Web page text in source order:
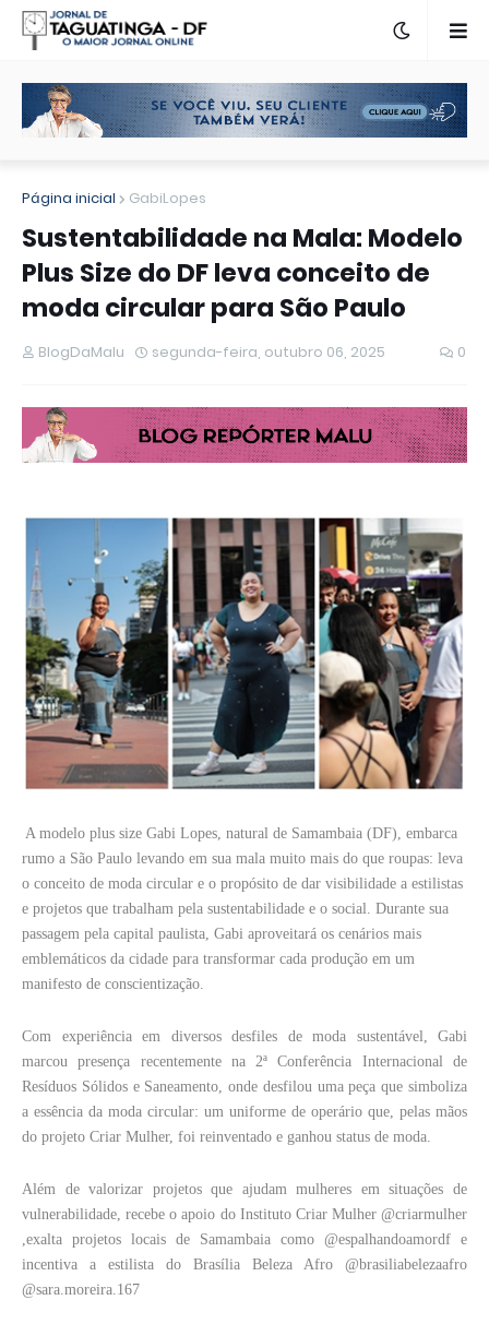
Página inicial GabiLopes
Sustentabilidade na Mala: Modelo
Plus Size do DF leva conceito de
moda circular para São Paulo
BlogDaMalu segunda-feira, outubro 06, 2025 0
A modelo plus size Gabi Lopes, natural de Samambaia (DF), embarca
rumo a São Paulo levando em sua mala muito mais do que roupas: leva
o conceito de moda circular e o propósito de dar visibilidade a estilistas
e projetos que trabalham pela sustentabilidade e o social. Durante sua
passagem pela capital paulista, Gabi aproveitará os cenários mais
emblemáticos da cidade para transformar cada produção em um
manifesto de conscientização.
Com experiência em diversos desfiles de moda sustentável, Gabi
marcou presença recentemente na 2ª Conferência Internacional de
Resíduos Sólidos e Saneamento, onde desfilou uma peça que simboliza
a essência da moda circular: um uniforme de operário que, pelas mãos
do projeto Criar Mulher, foi reinventado e ganhou status de moda.
Além de valorizar projetos que ajudam mulheres em situações de
vulnerabilidade, recebe o apoio do Instituto Criar Mulher @criarmulher
,exalta projetos locais de Samambaia como @espalhandoamordf e
incentiva a estilista do Brasília Beleza Afro @brasiliabelezaafro
@sara.moreira.167